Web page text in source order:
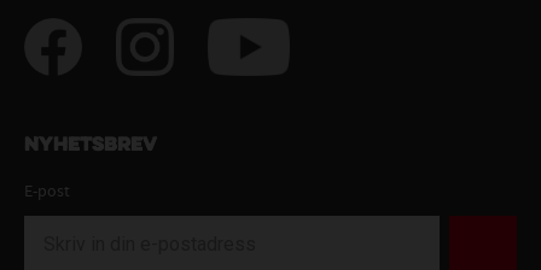
Nyhetsbrev
E-post